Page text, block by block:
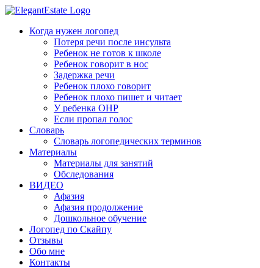
Когда нужен логопед
Потеря речи после инсульта
Ребенок не готов к школе
Ребенок говорит в нос
Задержка речи
Ребенок плохо говорит
Ребенок плохо пишет и читает
У ребенка ОНР
Если пропал голос
Словарь
Словарь логопедических терминов
Материалы
Материалы для занятий
Обследования
ВИДЕО
Афазия
Афазия продолжение
Дошкольное обучение
Логопед по Скайпу
Отзывы
Обо мне
Контакты